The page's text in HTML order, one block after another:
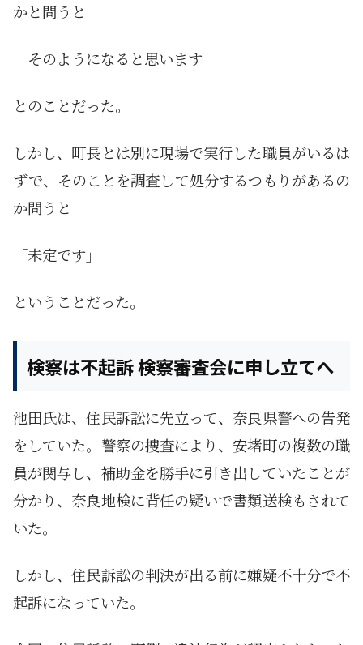
かと問うと
「そのようになると思います」
とのことだった。
しかし、町長とは別に現場で実行した職員がいるは
ずで、そのことを調査して処分するつもりがあるの
か問うと
「未定です」
ということだった。
検察は不起訴 検察審査会に申し立てへ
池田氏は、住民訴訟に先立って、奈良県警への告発
をしていた。警察の捜査により、安堵町の複数の職
員が関与し、補助金を勝手に引き出していたことが
分かり、奈良地検に背任の疑いで書類送検もされて
いた。
しかし、住民訴訟の判決が出る前に嫌疑不十分で不
起訴になっていた。